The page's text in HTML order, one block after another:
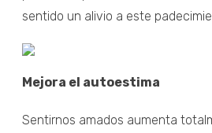
sentido un alivio a este
Mejora el autoestima
Sentirnos amados aumenta